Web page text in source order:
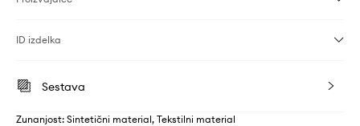
ID izdelka
Sestava
Zunanjost: Sintetični material, Tekstilni material